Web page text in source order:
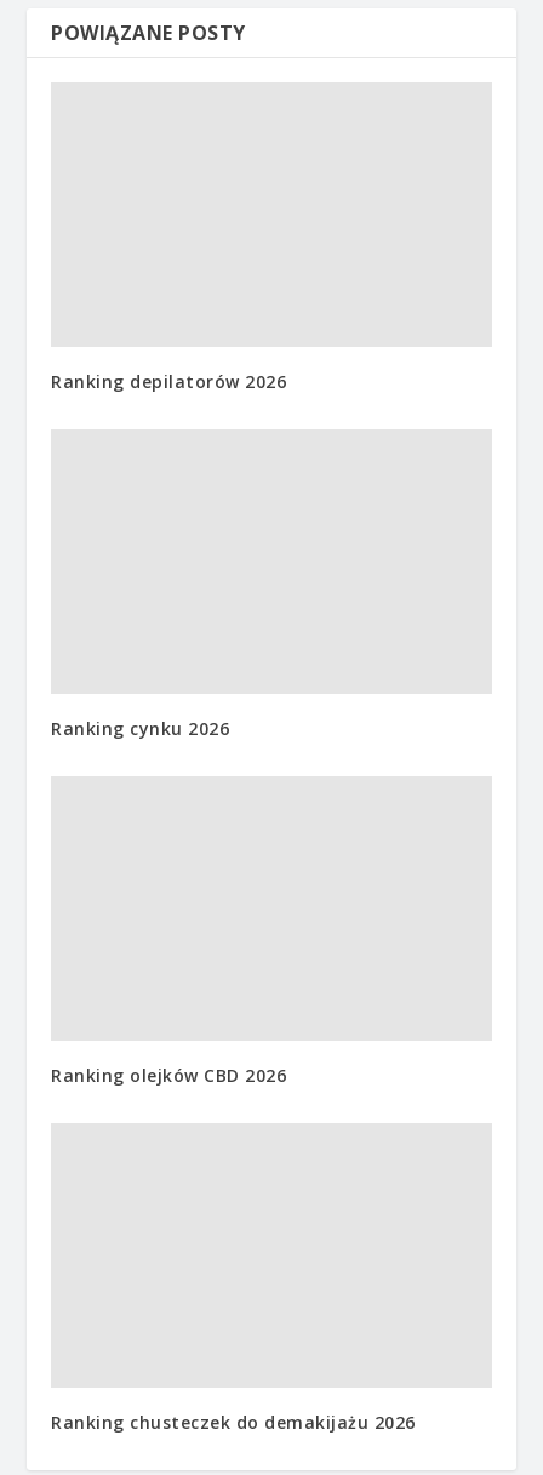
POWIĄZANE POSTY
Ranking depilatorów 2026
Ranking cynku 2026
Ranking olejków CBD 2026
Ranking chusteczek do demakijażu 2026